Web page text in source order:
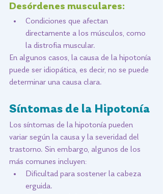
Desórdenes musculares:
Condiciones que afectan
directamente a los músculos, como
la distrofia muscular.
En algunos casos, la causa de la hipotonía
puede ser idiopática, es decir, no se puede
determinar una causa clara.
Síntomas de la Hipotonía
Los síntomas de la hipotonía pueden
variar según la causa y la severidad del
trastorno. Sin embargo, algunos de los
más comunes incluyen:
Dificultad para sostener la cabeza
erguida.